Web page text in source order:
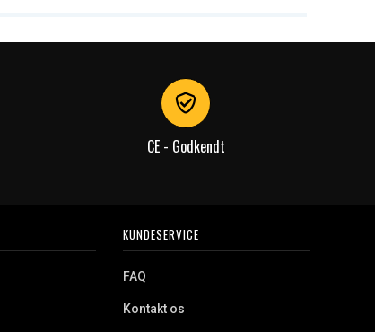
CE - Godkendt
KUNDESERVICE
FAQ
Kontakt os